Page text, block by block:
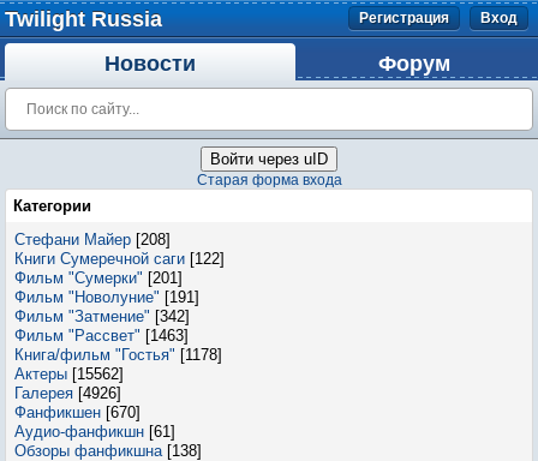
Twilight Russia Регистрация Вход
Новости Форум
Войти через uID
Старая форма входа
Категории
Стефани Майер [208]
Книги Сумеречной саги [122]
Фильм "Сумерки" [201]
Фильм "Новолуние" [191]
Фильм "Затмение" [342]
Фильм "Рассвет" [1463]
Книга/фильм "Гостья" [1178]
Актеры [15562]
Галерея [4926]
Фанфикшен [670]
Аудио-фанфикшн [61]
Обзоры фанфикшна [138]